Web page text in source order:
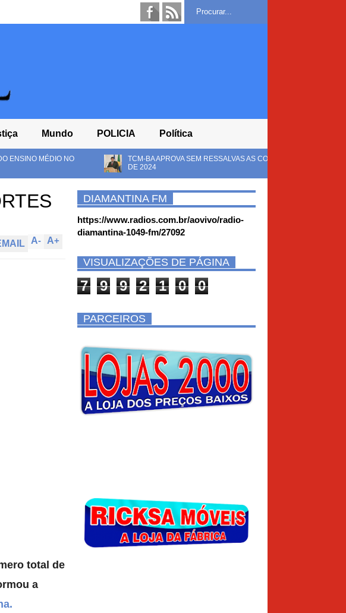
Mundo POLICIA Política
TCM-BA APROVA SEM RESSALVAS AS CONTAS DA CÂMARA DE RIACHO DE SANTANA
A+
A-
total de
a
DIAMANTINA FM
https://www.radios.com.br/aovivo/radio-
diamantina-1049-fm/27092
VISUALIZAÇÕES DE PÁGINA
7 9 9 2 1 0 0
PARCEIROS